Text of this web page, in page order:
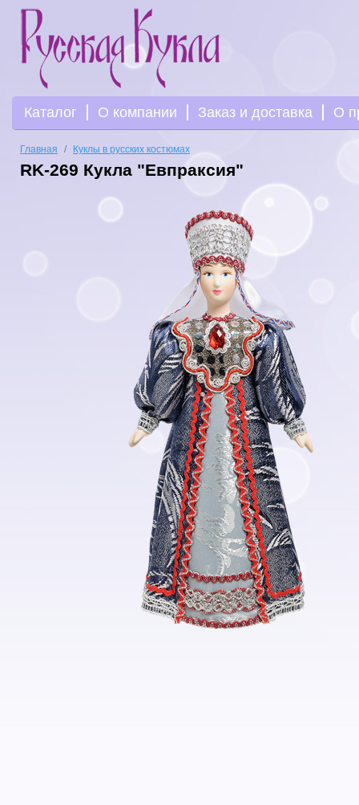
Каталог О компании Заказ и доставка О
Главная Куклы в русских костюмах
RK-269 Кукла "Евпраксия"